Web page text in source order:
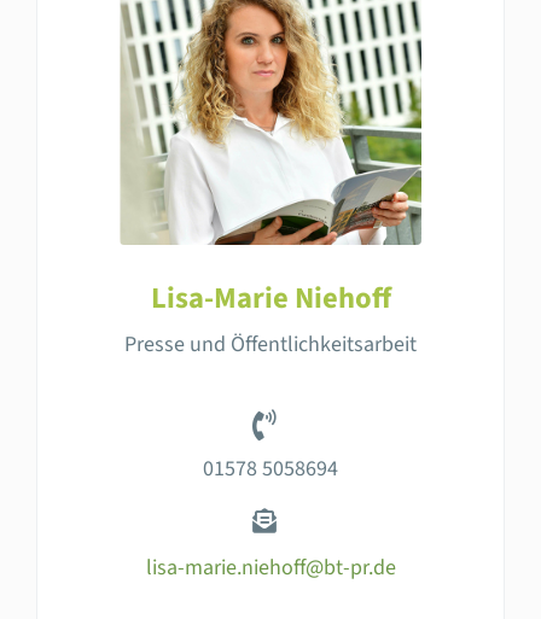
Lisa-Marie Niehoff
Presse und Öffentlichkeitsarbeit
01578 5058694
lisa-marie.niehoff@bt-pr.de